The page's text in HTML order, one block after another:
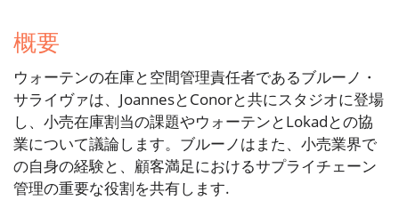
概要
ウォーテンの在庫と空間管理責任者であるブルーノ・
サライヴァは、JoannesとConorと共にスタジオに登場
し、小売在庫割当の課題やウォーテンとLokadとの協
業について議論します。ブルーノはまた、小売業界で
の自身の経験と、顧客満足におけるサプライチェーン
管理の重要な役割を共有します.